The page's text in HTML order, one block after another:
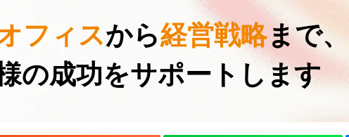
フィスから経営戦略まで、
の成功をサポートします